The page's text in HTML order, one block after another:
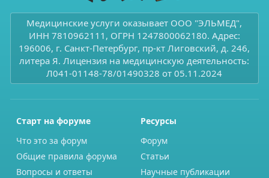
Медицинские услуги оказывает ООО "ЭЛЬМЕД",
ИНН 7810962111, ОГРН 1247800062180. Адрес:
196006, г. Санкт-Петербург, пр-кт Лиговский, д. 246,
литера Я. Лицензия на медицинскую деятельность:
Л041-01148-78/01490328 от 05.11.2024
Старт на форуме
Что это за форум
Общие правила форума
Вопросы и ответы
Ресурсы
Форум
Статьи
Научные публикации